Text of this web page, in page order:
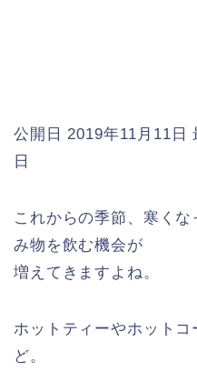
公開日 2019年11月11日
日
これからの季節、寒く
み物を飲む機会が
増えてきますよね。
ホットティーやホット
ど。